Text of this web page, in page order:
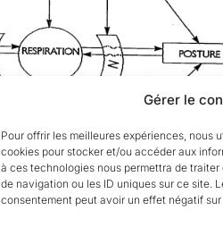
Gérer le
Pour offrir les meilleures expériences, nous
cookies pour stocker et/ou accéder aux
à ces technologies nous permettra de
de navigation ou les ID uniques sur ce site.
consentement peut avoir un effet négatif